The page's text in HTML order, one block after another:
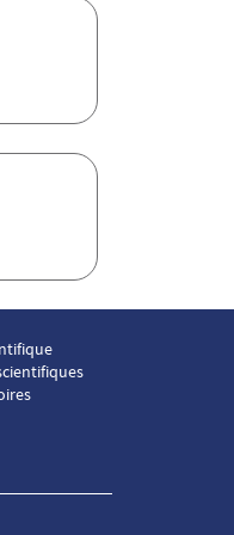
4